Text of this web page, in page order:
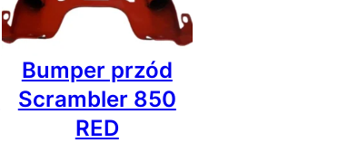
Bumper przód
Scrambler 850
RED